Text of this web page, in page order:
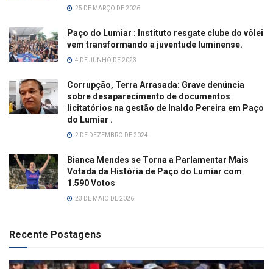
25 DE MARÇO DE 2026
Paço do Lumiar : Instituto resgate clube do vôlei
vem transformando a juventude luminense.
4 DE JUNHO DE 2023
Corrupção, Terra Arrasada: Grave denúncia
sobre desaparecimento de documentos
licitatórios na gestão de Inaldo Pereira em Paço
do Lumiar .
2 DE DEZEMBRO DE 2024
Bianca Mendes se Torna a Parlamentar Mais
Votada da História de Paço do Lumiar com
1.590 Votos
23 DE MAIO DE 2026
Recente Postagens